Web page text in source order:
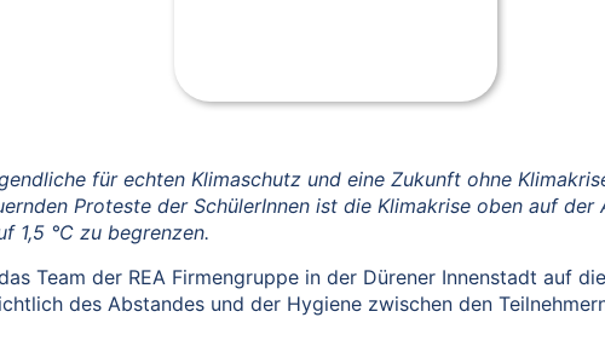
für echten Klimaschutz und eine Zukunft ohne
Proteste der SchülerInnen ist die Klimakrise oben auf
1,5 °C zu begrenzen.
Team der REA Firmengruppe in der Dürener Innenstadt auf
des Abstandes und der Hygiene zwischen den